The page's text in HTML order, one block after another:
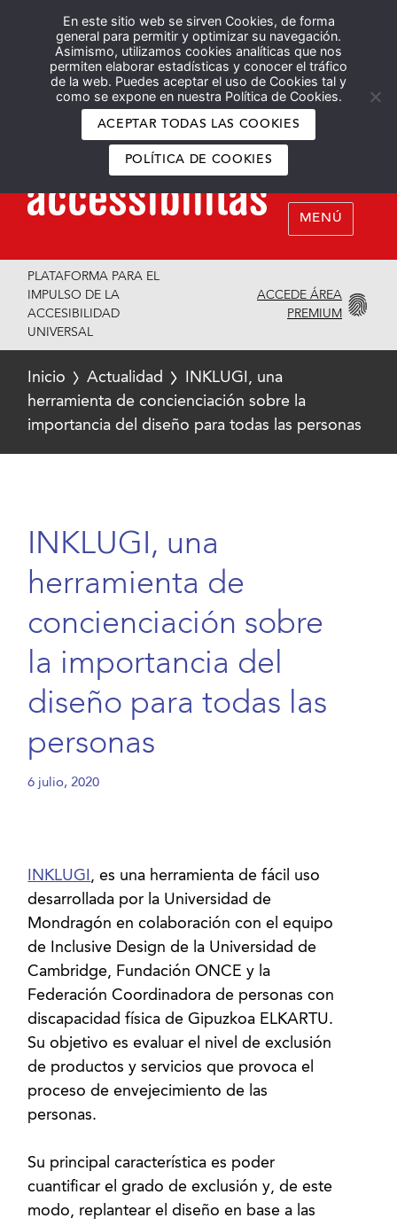
En este sitio web se sirven Cookies, de forma
general para permitir y optimizar su navegación.
Asimismo, utilizamos cookies analíticas que nos
permiten elaborar estadísticas y conocer el tráfico
de la web. Puedes aceptar el uso de Cookies tal y
como se expone en nuestra Política de Cookies.
ACEPTAR TODAS LAS COOKIES
POLÍTICA DE COOKIES
Español English
MENÚ
PLATAFORMA PARA EL
IMPULSO DE LA
ACCESIBILIDAD
UNIVERSAL
ACCEDE ÁREA
PREMIUM
Inicio Actualidad
INKLUGI, una
herramienta de concienciación sobre la
importancia del diseño para todas las personas
INKLUGI, una
herramienta de
concienciación sobre
la importancia del
diseño para todas las
personas
6 julio, 2020
INKLUGI , es una herramienta de fácil uso
desarrollada por la Universidad de
Mondragón en colaboración con el equipo
de Inclusive Design de la Universidad de
Cambridge, Fundación ONCE y la
Federación Coordinadora de personas con
discapacidad física de Gipuzkoa ELKARTU.
Su objetivo es evaluar el nivel de exclusión
de productos y servicios que provoca el
proceso de envejecimiento de las
personas.
Su principal característica es poder
cuantificar el grado de exclusión y, de este
modo, replantear el diseño en base a las